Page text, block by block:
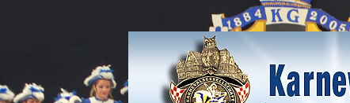
Enkirch / Mosel